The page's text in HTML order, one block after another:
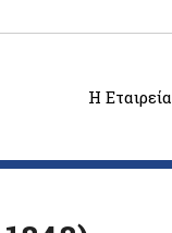
Η Εταιρεία